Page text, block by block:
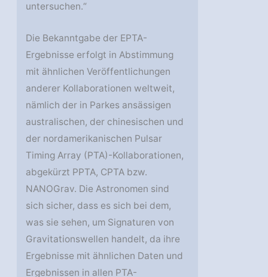
untersuchen.“
Die Bekanntgabe der EPTA-
Ergebnisse erfolgt in Abstimmung
mit ähnlichen Veröffentlichungen
anderer Kollaborationen weltweit,
nämlich der in Parkes ansässigen
australischen, der chinesischen und
der nordamerikanischen Pulsar
Timing Array (PTA)-Kollaborationen,
abgekürzt PPTA, CPTA bzw.
NANOGrav. Die Astronomen sind
sich sicher, dass es sich bei dem,
was sie sehen, um Signaturen von
Gravitationswellen handelt, da ihre
Ergebnisse mit ähnlichen Daten und
Ergebnissen in allen PTA-